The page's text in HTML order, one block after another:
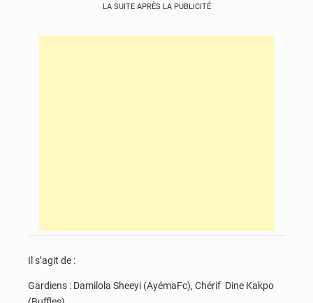
LA SUITE APRÈS LA PUBLICITÉ
Il s’agit de :
Gardiens : Damilola Sheeyi (AyémaFc), Chérif Dine Kakpo